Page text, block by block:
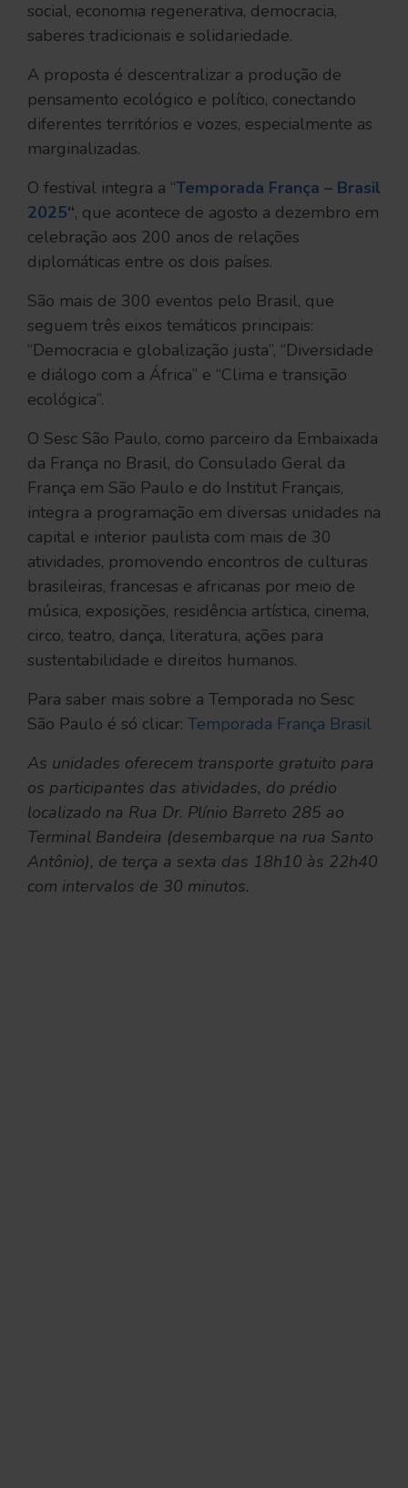
social, economia regenerativa, democracia,
saberes tradicionais e solidariedade.
A proposta é descentralizar a produção de
pensamento ecológico e político, conectando
diferentes territórios e vozes, especialmente as
marginalizadas.
O festival integra a “Temporada França – Brasil
2025“, que acontece de agosto a dezembro em
celebração aos 200 anos de relações
diplomáticas entre os dois países.
São mais de 300 eventos pelo Brasil, que
seguem três eixos temáticos principais:
“Democracia e globalização justa”, “Diversidade
e diálogo com a África” e “Clima e transição
ecológica”.
O Sesc São Paulo, como parceiro da Embaixada
da França no Brasil, do Consulado Geral da
França em São Paulo e do Institut Français,
integra a programação em diversas unidades na
capital e interior paulista com mais de 30
atividades, promovendo encontros de culturas
brasileiras, francesas e africanas por meio de
música, exposições, residência artística, cinema,
circo, teatro, dança, literatura, ações para
sustentabilidade e direitos humanos.
Para saber mais sobre a Temporada no Sesc
São Paulo é só clicar: Temporada França Brasil
As unidades oferecem transporte gratuito para
os participantes das atividades, do prédio
localizado na Rua Dr. Plínio Barreto 285 ao
Terminal Bandeira (desembarque na rua Santo
Antônio), de terça a sexta das 18h10 às 22h40
com intervalos de 30 minutos.